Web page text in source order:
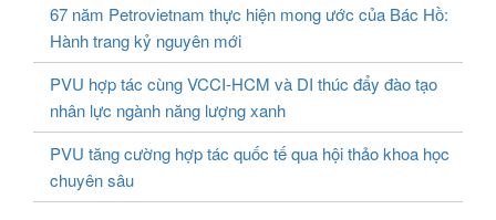
67 năm Petrovietnam thực hiện mong ước của Bác Hồ:
Hành trang kỷ nguyên mới
PVU hợp tác cùng VCCI-HCM và DI thúc đẩy đào tạo
nhân lực ngành năng lượng xanh
PVU tăng cường hợp tác quốc tế qua hội thảo khoa học
chuyên sâu